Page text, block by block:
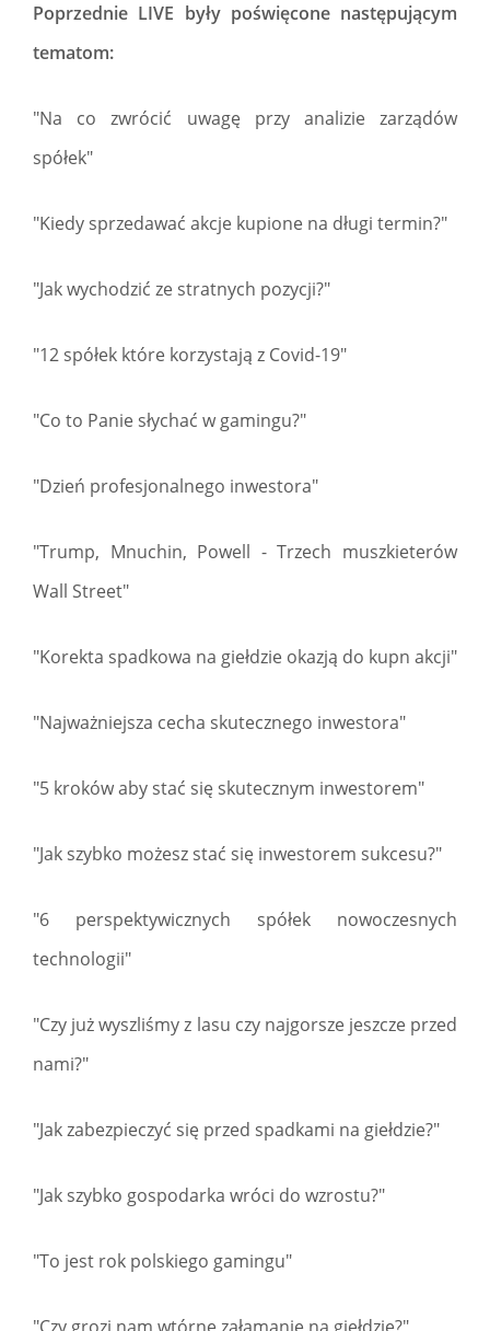
Poprzednie LIVE były poświęcone następującym
tematom:
"Na co zwrócić uwagę przy analizie zarządów
spółek"
"Kiedy sprzedawać akcje kupione na długi termin?"
"Jak wychodzić ze stratnych pozycji?"
"12 spółek które korzystają z Covid-19"
"Co to Panie słychać w gamingu?"
"Dzień profesjonalnego inwestora"
"Trump, Mnuchin, Powell - Trzech muszkieterów
Wall Street"
"Korekta spadkowa na giełdzie okazją do kupn akcji"
"Najważniejsza cecha skutecznego inwestora"
"5 kroków aby stać się skutecznym inwestorem"
"Jak szybko możesz stać się inwestorem sukcesu?"
"6 perspektywicznych spółek nowoczesnych
technologii"
"Czy już wyszliśmy z lasu czy najgorsze jeszcze przed
nami?"
"Jak zabezpieczyć się przed spadkami na giełdzie?"
"Jak szybko gospodarka wróci do wzrostu?"
"To jest rok polskiego gamingu"